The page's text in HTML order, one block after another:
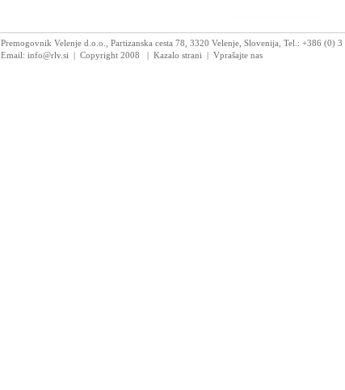
Premogovnik Velenje d.o.o., Partizanska cesta 78, 3320 Velenje, Slovenija, Tel.: +386 (0)
Email: info@rlv.si | Copyright 2008
| Kazalo strani | Vprašajte nas